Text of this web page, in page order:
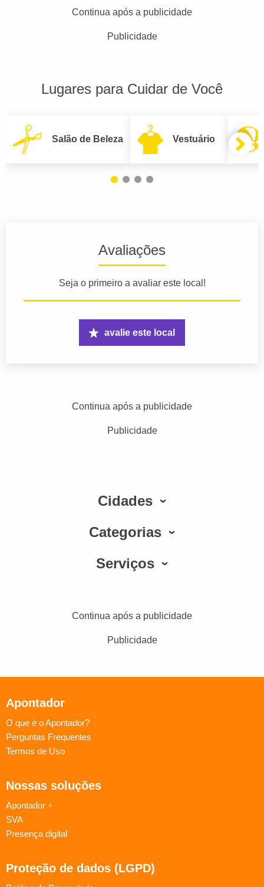
Continua após a publicidade
Publicidade
Lugares para Cuidar de Você
Salão de Beleza Vestuário
Avaliações
Seja o primeiro a avaliar este local!
avalie este local
Continua após a publicidade
Publicidade
Cidades
Categorias
Serviços
Continua após a publicidade
Publicidade
Apontador
O que é o Apontador?
Perguntas Frequentes
Termos de Uso
Nossas soluções
Apontador +
SVA
Presença digital
Proteção de dados (LGPD)